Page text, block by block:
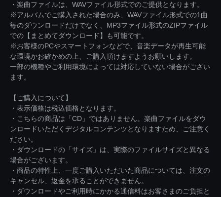
・楽曲ファイルは、WAVファイル形式でのご提供となります。
※アルバムでご購入された場合のみ、WAVファイル形式での1曲
毎のダウンロードだけでなく、MP3ファイル形式のZIPファイル
での【まとめてダウンロード】も可能です。
※お客様のPCやスマートフォンなどで、音楽データが再生可能
な環境かお確かめの上、ご購入頂けますようお願いします。
一部の機種やご利用環境によっては対応していない場合がござい
ます。
【ご購入について】
・表示価格は税込価格となります。
・こちらの商品は「CD」ではありません。楽曲ファイルをダウ
ンロードいただくデジタルコンテンツとなりますため、ご注意く
ださい。
・ダウンロードの「サイズ」は、実際のファイルサイズと異なる
場合がございます。
・商品の特性上、一度ご購入いただいた商品については、注文の
キャンセル、返金を承ることができません。
・ダウンロードやご利用時にかかる通信料はお客さまのご負担と